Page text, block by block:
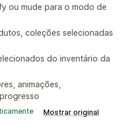
ou mude para o modo de
coleções selecionadas
do inventário da
animações,
Mostrar original